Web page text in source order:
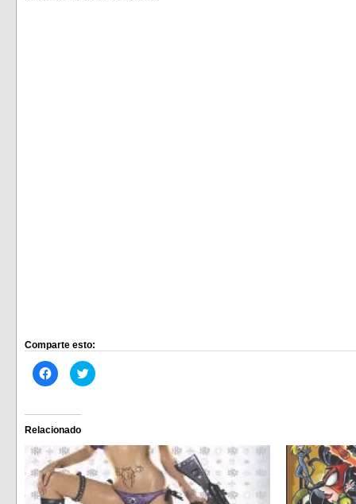
Comparte esto:
Haz
clic
Facebook
(Se
abre
en
una
ventana
nueva)
Haz
clic
en
una
ventana
nueva)
Relacionado